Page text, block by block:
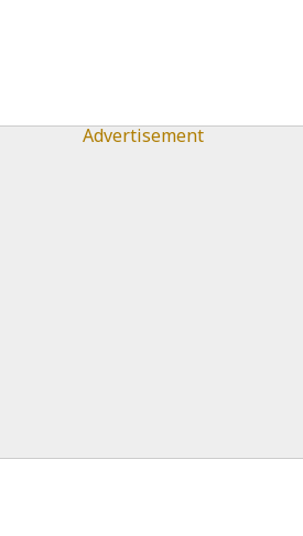
Advertisement